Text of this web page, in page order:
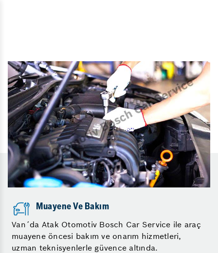
Muayene Ve Bakım
Van´da Atak Otomotiv Bosch Car Service ile araç
muayene öncesi bakım ve onarım hizmetleri,
uzman teknisyenlerle güvence altında.